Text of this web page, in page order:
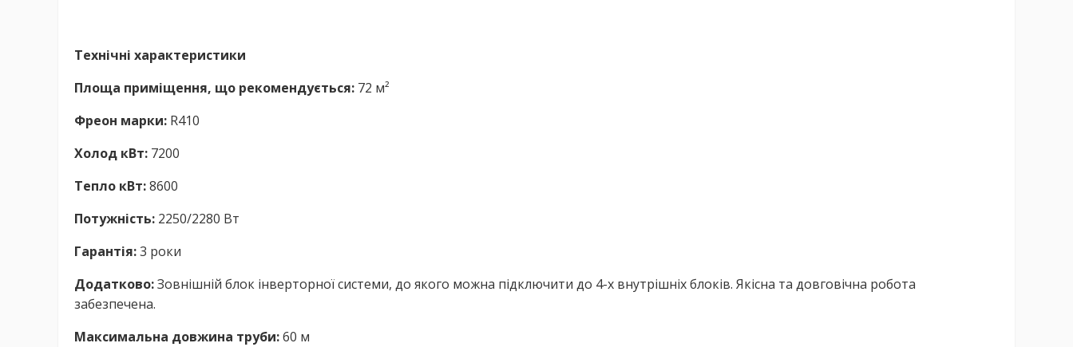
Технічні характеристики
Площа приміщення, що рекомендується: 72 м²
Фреон марки: R410
Холод кВт: 7200
Тепло кВт:8600
Потужність: 2250/2280 Вт
Гарантія:3 роки
Додатково:Зовнішній блок інверторної системи, до якого можна підключити до 4-х внутрішніх блоків. Якісна та довговічна робота
забезпечена.
Максимальна довжина труби:60 м